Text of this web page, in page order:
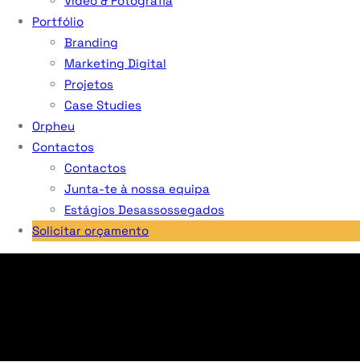
Portfólio
Branding
Marketing Digital
Projetos
Case Studies
Orpheu
Contactos
Contactos
Junta-te à nossa equipa
Estágios Desassossegados
Solicitar orçamento